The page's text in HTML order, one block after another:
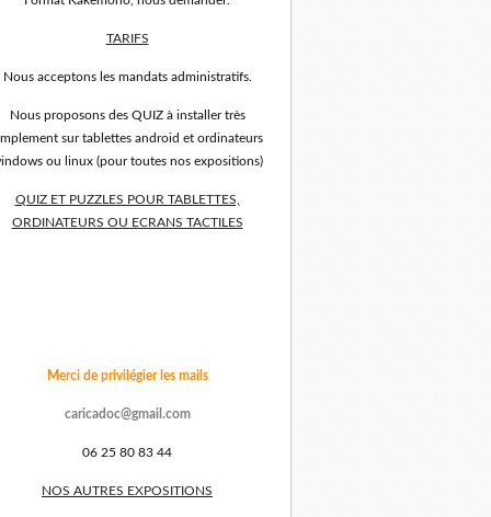
TARIFS
Nous acceptons les mandats administratifs.
Nous proposons des QUIZ à installer très
sur tablettes android et ordinateurs
ou linux (pour toutes nos expositions)
QUIZ ET PUZZLES POUR TABLETTES,
ORDINATEURS OU ECRANS TACTILES
Merci de privilégier les mails
caricadoc@gmail.com
06 25 80 83 44
NOS AUTRES EXPOSITIONS